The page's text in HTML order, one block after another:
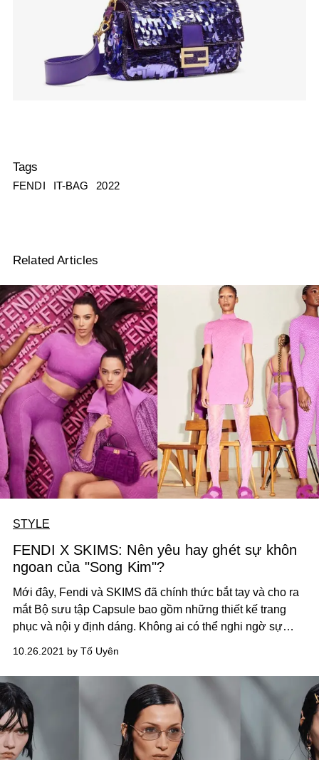
Tags
FENDI IT-BAG 2022
Related Articles
STYLE
FENDI X SKIMS: Nên yêu hay ghét sự khôn
ngoan của "Song Kim"?
Mới đây, Fendi và SKIMS đã chính thức bắt tay và cho ra
mắt Bộ sưu tập Capsule bao gồm những thiết kế trang
phục và nội y định dáng. Không ai có thể nghi ngờ sự
khi chúng là “đứa con tinh thần” của hai cá nhân có ảnh
hưởng lớn trong ngành công nghiệp thời trang. Nhân đôi
Kim, nhân đôi hiệu ứng.
10.26.2021 by Tố Uyên